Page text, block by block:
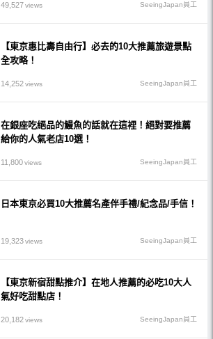
49,527views SeeingJapan員工
【東京惠比壽自由行】必去的10大推薦旅遊景點
全攻略！
14,252views SeeingJapan員工
在銀座吃絕品的鰻魚的話就在這裡！絕對要推薦
給你的人氣老店10選！
11,800views SeeingJapan員工
日本東京必買10大推薦名產伴手禮/紀念品/手信！
19,323views SeeingJapan員工
【東京新宿甜點推介】在地人推薦的必吃10大人
氣好吃甜點店！
20,182views SeeingJapan員工